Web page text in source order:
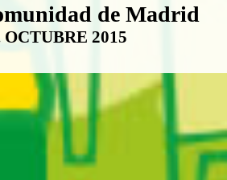
Comunidad de
de Madrid
OCTUBRE 2015